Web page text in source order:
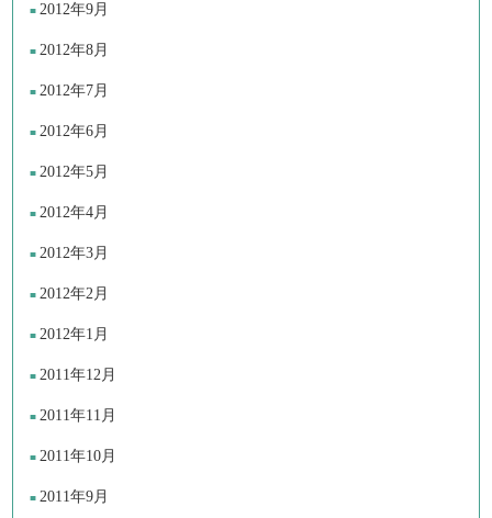
2012年9月
2012年8月
2012年7月
2012年6月
2012年5月
2012年4月
2012年3月
2012年2月
2012年1月
2011年12月
2011年11月
2011年10月
2011年9月